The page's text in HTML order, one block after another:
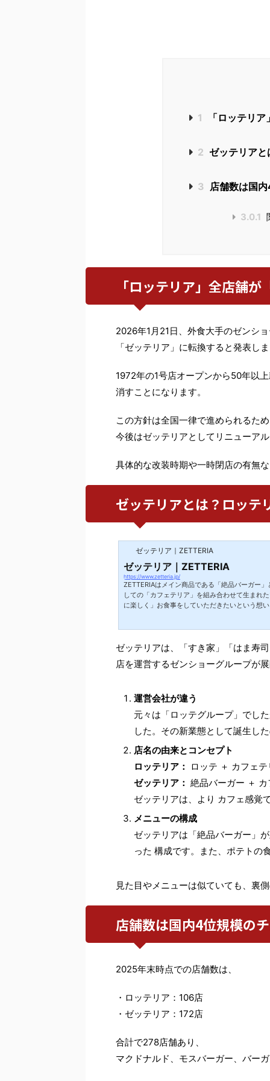
1 「ロッテリ
2 ゼッテリア
3 店舗数は国
3.0.1
「ロッテリア」全店舗
2026年1月21日、外食大手のゼンシ
「ゼッテリア」に転換すると発表しま
1972年の1号店オープンから50年以
消すことになります。
この方針は全国一律で進められるた
今後はゼッテリアとしてリニューア
具体的な改装時期や一時閉店の有無
ゼッテリアとは？ロッテ
ゼッテリア｜ZETTERIA
ゼッテリア｜ZETTERIA
https://www.zetteria.jp/
ZETTERIAはメイン商品である「絶品バーガー
しての「カフェテリア」を組み合わせて生まれ
に楽しく」お食事をしていただきたいという想
ゼッテリアは、「すき家」「はま寿
店を運営するゼンショーグループが
運営会社が違う
元々は「ロッテグループ」でし
した。その新業態として誕生し
店名の由来とコンセプト
ロッテリア：
ロッテ ＋ カフェテ
ゼッテリア： 絶品バーガー ＋ カ
ゼッテリアは、より カフェ感覚
メニューの構成
ゼッテリアは「絶品バーガー」
った 構成です。また、ポテトの
見た目やメニューは似ていても、裏
店舗数は国内4位規模の
2025年末時点での店舗数は、
・ロッテリア：106店
・ゼッテリア：172店
合計で278店舗あり、
マクドナルド、モスバーガー、バー